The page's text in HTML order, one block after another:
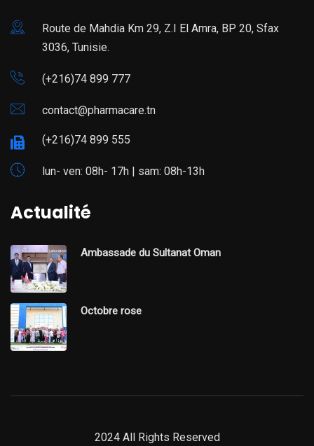
Route de Mahdia Km 29, Z.I El Amra, BP 20, Sfax
3036, Tunisie.
(+216)74 899 777
contact@pharmacare.tn
(+216)74 899 555
lun- ven: 08h- 17h | sam: 08h-13h
Actualité
Ambassade du Sultanat Oman
Octobre rose
2024 All Rights Reserved